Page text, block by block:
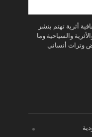
أثرية تهتم بنشر
والسياحية وما
وتراث أنساني